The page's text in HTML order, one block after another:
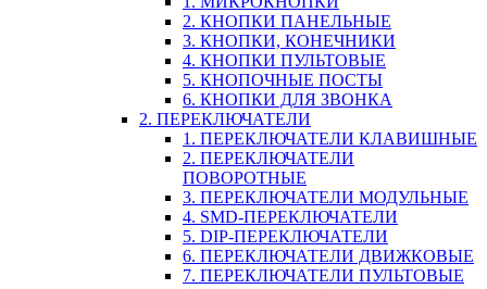
2. КНОПКИ ПАНЕЛЬНЫЕ
3. КНОПКИ, КОНЕЧНИКИ
4. КНОПКИ ПУЛЬТОВЫЕ
5. КНОПОЧНЫЕ ПОСТЫ
6. КНОПКИ ДЛЯ ЗВОНКА
2. ПЕРЕКЛЮЧАТЕЛИ
1. ПЕРЕКЛЮЧАТЕЛИ КЛАВИШНЫЕ
2. ПЕРЕКЛЮЧАТЕЛИ
ПОВОРОТНЫЕ
3. ПЕРЕКЛЮЧАТЕЛИ МОДУЛЬНЫЕ
4. SMD-ПЕРЕКЛЮЧАТЕЛИ
5. DIP-ПЕРЕКЛЮЧАТЕЛИ
6. ПЕРЕКЛЮЧАТЕЛИ ДВИЖКОВЫЕ
7. ПЕРЕКЛЮЧАТЕЛИ ПУЛЬТОВЫЕ